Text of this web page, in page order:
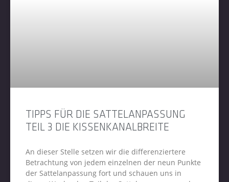
TIPPS FÜR DIE SATTELANPASSUNG
TEIL 3 DIE KISSENKANALBREITE
An dieser Stelle setzen wir die differenziertere
Betrachtung von jedem einzelnen der neun Punkte
der Sattelanpassung fort und schauen uns in